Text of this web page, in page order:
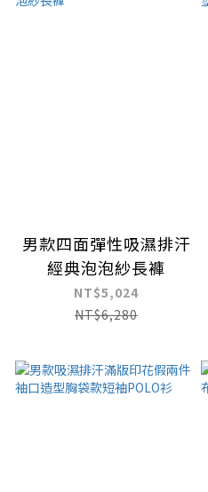
男款四面彈性吸濕排汗
經典泡泡紗長褲
NT$5,024
NT$6,280